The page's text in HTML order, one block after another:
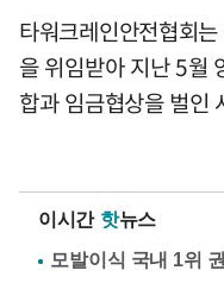
타워크레인안전협회
을 위임받아 지난 5월
합과 임금협상을 벌인
이시간 핫뉴스